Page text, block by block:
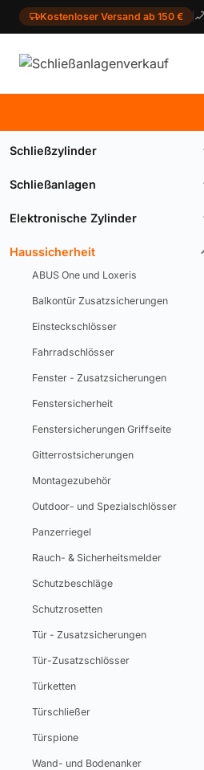
Kostenloser Versand ab 150 €
Schließzylinder
Schließanlagen
Elektronische Zylinder
Haussicherheit
ABUS One und Loxeris
Balkontür Zusatzsicherungen
Einsteckschlösser
Fahrradschlösser
Fenster - Zusatzsicherungen
Fenstersicherheit
Fenstersicherungen Griffseite
Gitterrostsicherungen
Montagezubehör
Outdoor- und Spezialschlösser
Panzerriegel
Rauch- & Sicherheitsmelder
Schutzbeschläge
Schutzrosetten
Tür - Zusatzsicherungen
Tür-Zusatzschlösser
Türketten
Türschließer
Türspione
Wand- und Bodenanker